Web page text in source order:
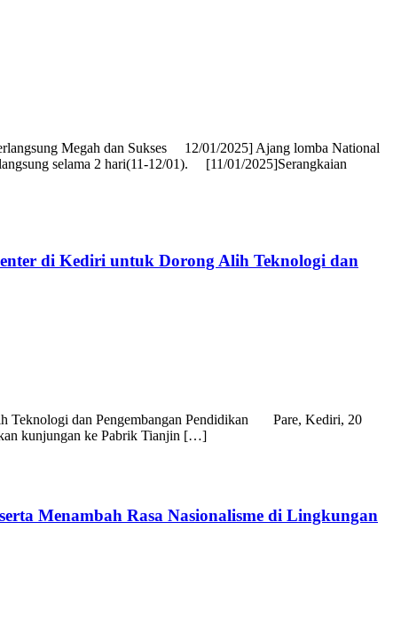
Megah dan Sukses 12/01/2025] Ajang lomba National
selama 2 hari(11-12/01). [11/01/2025]Serangkaian
di Kediri untuk Dorong Alih Teknologi dan
Teknologi dan Pengembangan Pendidikan Pare, Kediri, 20
kunjungan ke Pabrik Tianjin […]
Menambah Rasa Nasionalisme di Lingkungan